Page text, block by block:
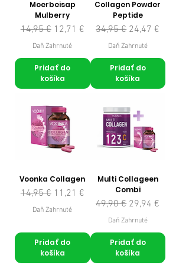
Moerbeisap
Mulberry
Normálna cena
14,95 € Zľavnená cena
12,71 €
Daň Zahrnuté
Pridať do
košíka
Collagen Powder
Peptide
Normálna cena
34,95 € Zľavnená cena
24,47 €
Daň Zahrnuté
Pridať do
košíka
Voonka Collagen
Normálna cena
14,95 € Zľavnená cena
11,21 €
Daň Zahrnuté
Pridať do
košíka
Multi Collageen
Combi
Normálna cena
49,90 € Zľavnená cena
29,94 €
Daň Zahrnuté
Pridať do
košíka